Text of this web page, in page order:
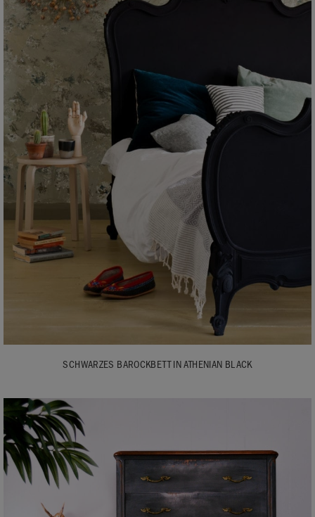
SCHWARZES BAROCKBETT IN ATHENIAN BLACK